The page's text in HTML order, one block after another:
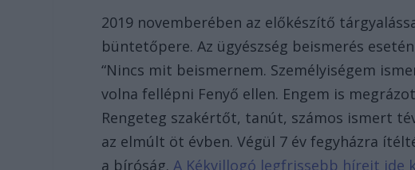
2019 novemberében az előkészítő
büntetőpere. Az ügyészség beismerés
“Nincs mit beismernem. Személyiségem
volna fellépni Fenyő ellen. Engem is
Rengeteg szakértőt, tanút, számos ismert
az elmúlt öt évben. Végül 7 év fegyházra
a bíróság. A Kékvillogó legfrissebb híreit ide